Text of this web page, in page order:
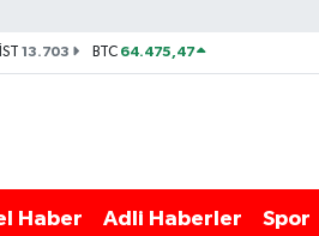
13.703 BTC 64.475,47
Haber Adli Haberler Spor